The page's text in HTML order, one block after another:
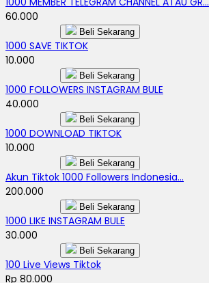
60.000
Beli Sekarang
1000 SAVE TIKTOK
10.000
Beli Sekarang
1000 FOLLOWERS INSTAGRAM BULE
40.000
Beli Sekarang
1000 DOWNLOAD TIKTOK
10.000
Beli Sekarang
Akun Tiktok 1000 Followers Indonesia...
200.000
Beli Sekarang
1000 LIKE INSTAGRAM BULE
30.000
Beli Sekarang
100 Live Views Tiktok
Rp 80.000